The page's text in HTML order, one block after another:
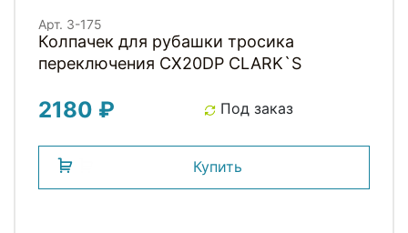
Арт. 3-175
Колпачек для рубашки тросика
переключения CX20DP СLARK`S
2180 ₽ Под заказ
Купить